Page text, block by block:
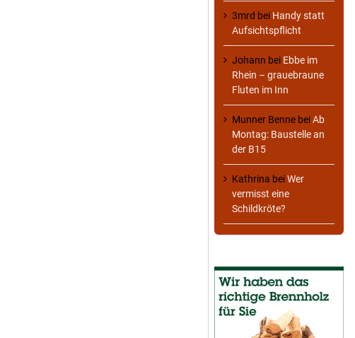
3mrd bei Handy statt
Aufsichtspflicht
Johann bei Ebbe im
Rhein – grauebraune
Fluten im Inn
Munner Benne beiAb
Montag: Baustelle an
der B15
Kathrina beiWer
vermisst eine
Schildkröte?